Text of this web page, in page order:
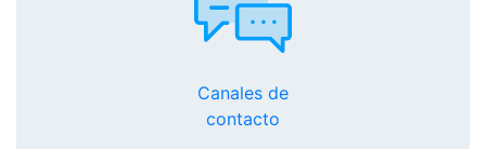
Canales de
contacto